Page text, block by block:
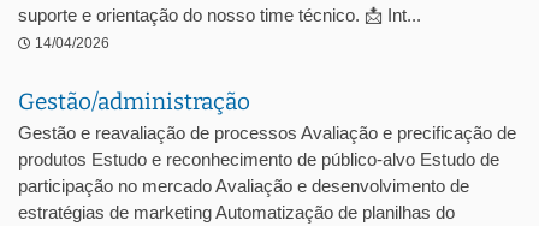
suporte e orientação do nosso time técnico. 📩 Int...
14/04/2026
Gestão/administração
Gestão e reavaliação de processos Avaliação e precificação de
produtos Estudo e reconhecimento de público-alvo Estudo de
participação no mercado Avaliação e desenvolvimento de
estratégias de marketing Automatização de planilhas do